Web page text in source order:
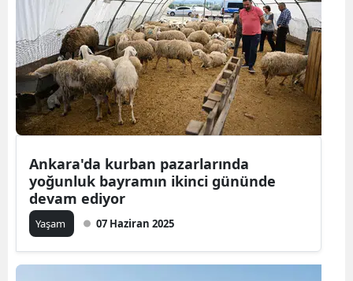
Ankara'da kurban pazarlarında
yoğunluk bayramın ikinci gününde
devam ediyor
Yaşam 07 Haziran 2025